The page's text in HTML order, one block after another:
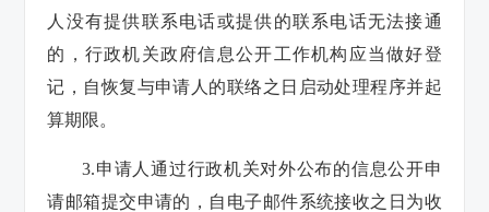
人没有提供联系电话或提供的联系电话无法接通
的，行政机关政府信息公开工作机构应当做好登
记，自恢复与申请人的联络之日启动处理程序并起
算期限。
3.申请人通过行政机关对外公布的信息公开申
请邮箱提交申请的，自电子邮件系统接收之日为收